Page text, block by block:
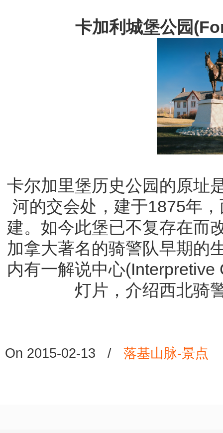
卡加利城堡公园
卡尔加里堡历史公园的原址
河的交会处，建于1875年
建。如今此堡已不复存在而
加拿大著名的骑警队早期的
内有一解说中心
灯片，介绍西北骑
On 2015-02-13 / 落基山脉-景点